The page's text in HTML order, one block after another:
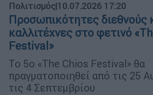
Πολιτισμός|10.07.2026 17:20
Προσωπικότητες διεθνούς
καλλιτέχνες στο φετινό
Festival»
Το 5ο «The Chios Festival» θα
πραγματοποιηθεί από τις 25
τις 4 Σεπτεμβρίου